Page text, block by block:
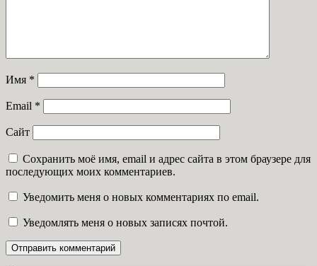
Имя *
Email *
Сайт
Сохранить моё имя, email и адрес сайта в этом браузере для
последующих моих комментариев.
Уведомить меня о новых комментариях по email.
Уведомлять меня о новых записях почтой.